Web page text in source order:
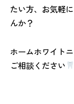
たい方、お気軽
んか？
ホームホワイト
ご相談ください